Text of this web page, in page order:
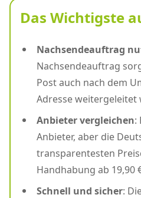
Das Wichtigste
Nachsendeauftrag
Nachsendeauftrag
Post auch nach dem
Adresse weitergeleitet
Anbieter vergleichen:
Anbieter, aber die
transparentesten
Handhabung ab 19,90
Schnell und sicher: